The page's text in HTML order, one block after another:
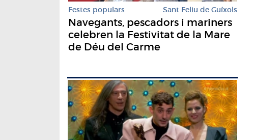
Festes populars Sant Feliu de Guíxols
Navegants, pescadors i mariners
celebren la Festivitat de la Mare
de Déu del Carme